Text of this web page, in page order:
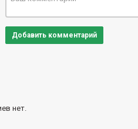
Добавить комментарий
нет.